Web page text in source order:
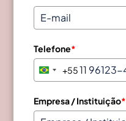
Telefone*
B
a
z
+55
Empresa / Instituição*